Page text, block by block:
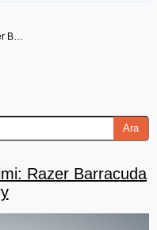
Üst Seviyede Oyun Deneyimi: Razer Barracuda Mercury
Ara
Razer Barracuda